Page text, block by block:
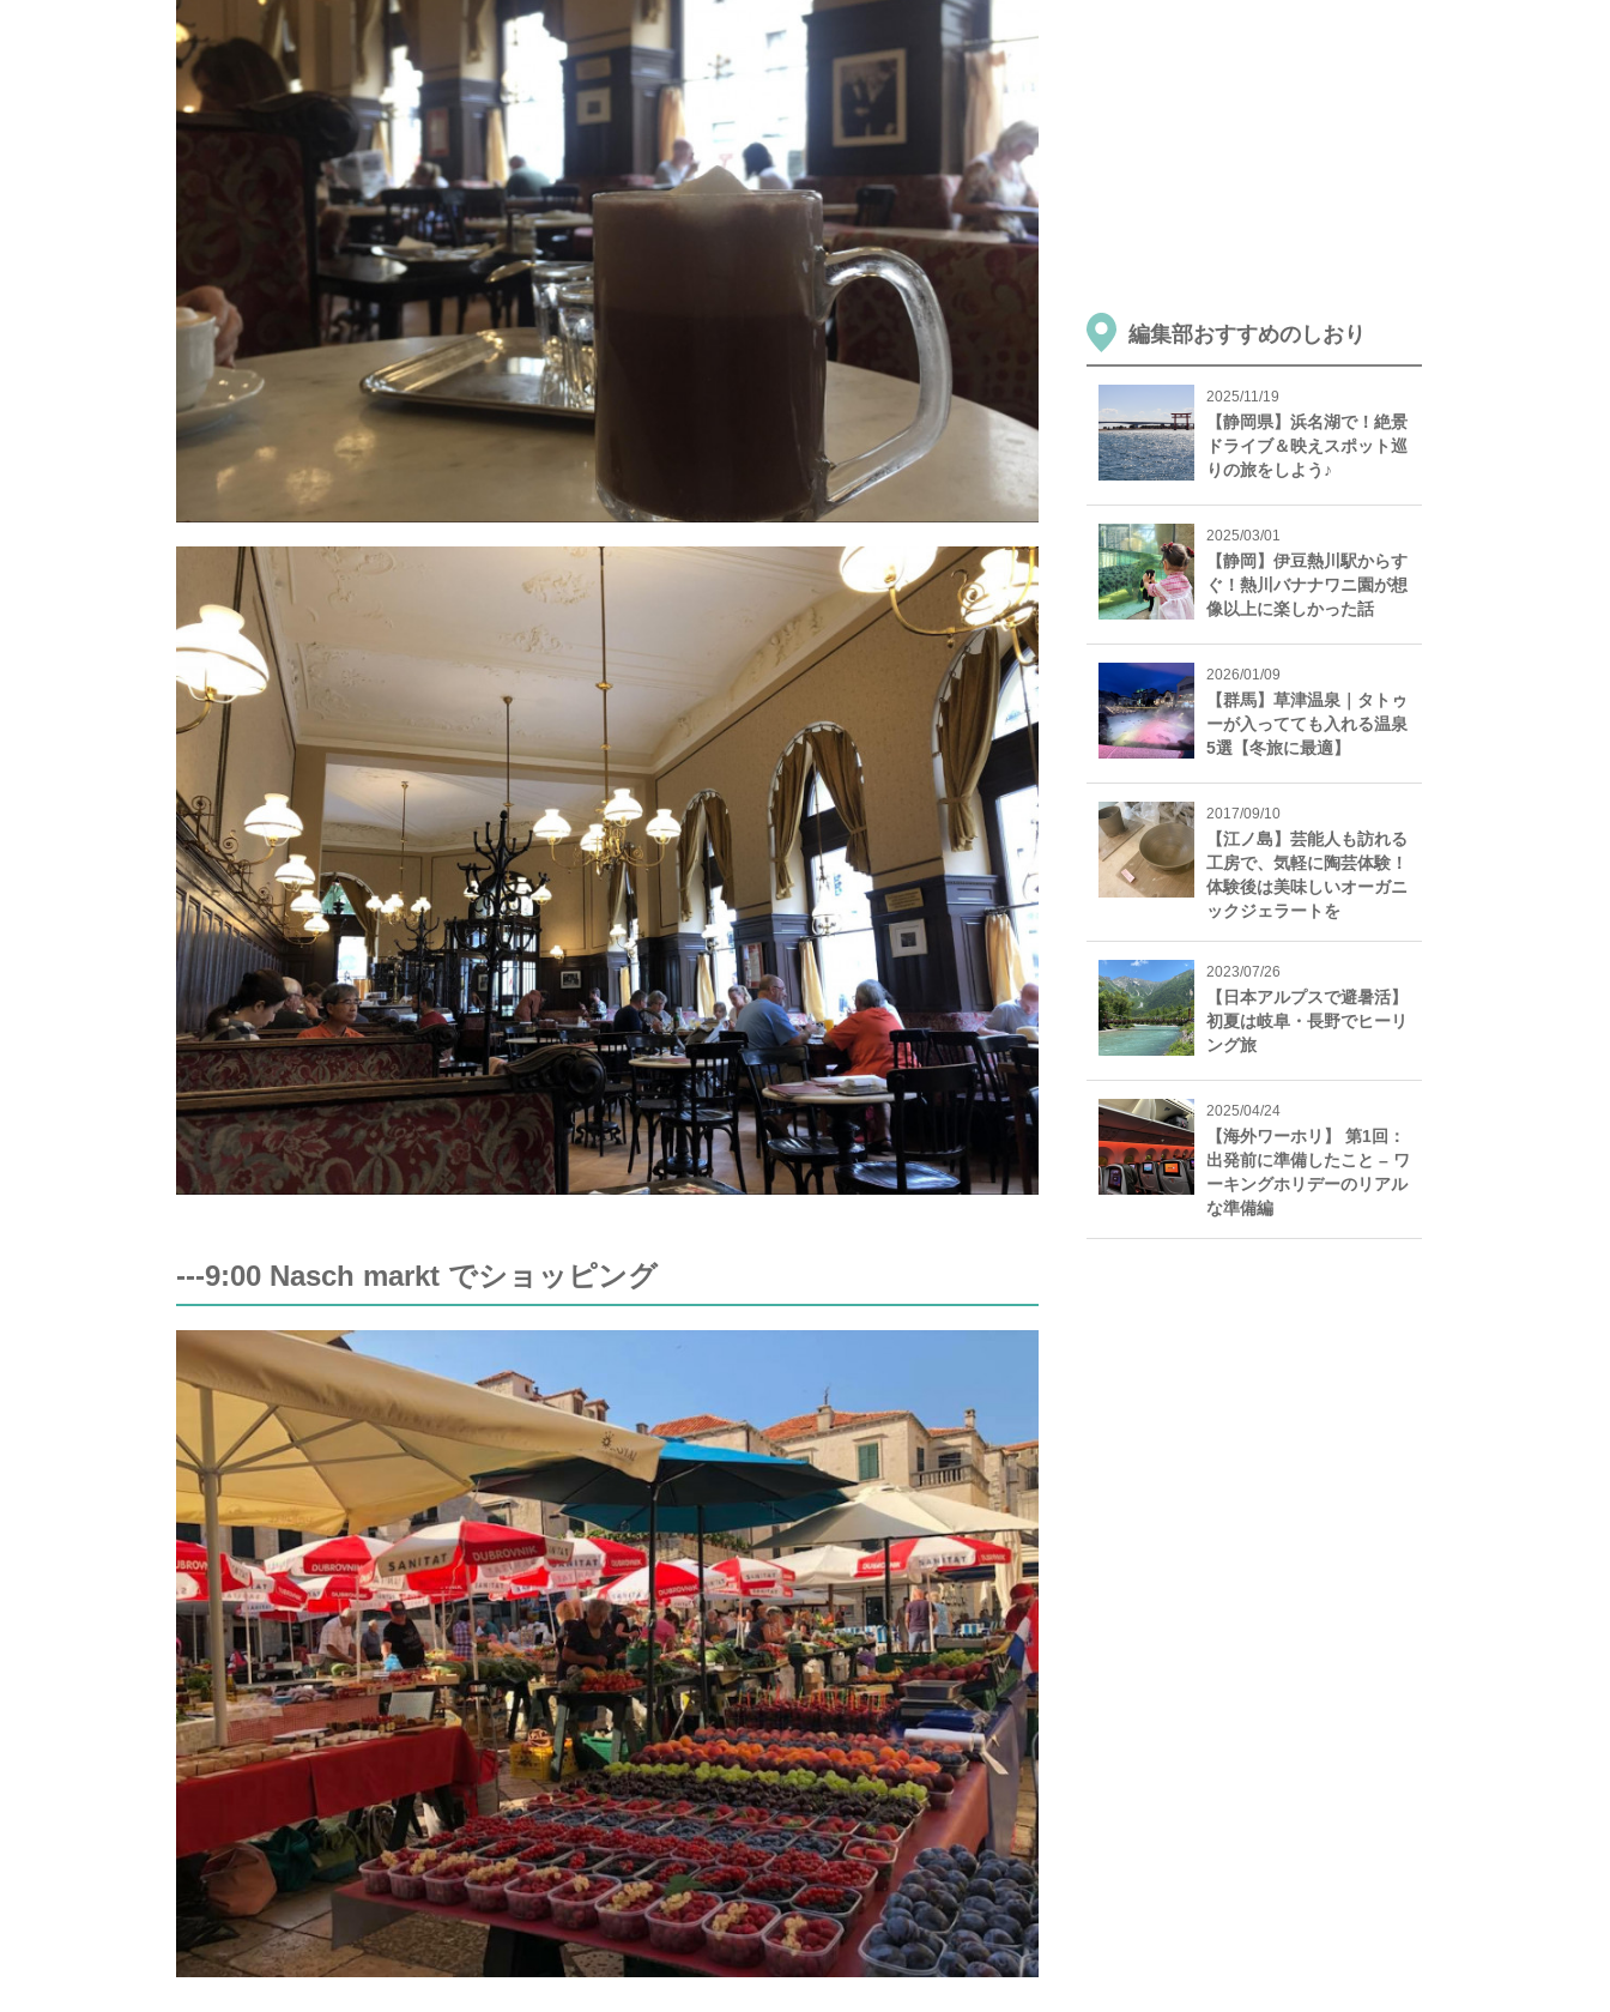
---9:00 Nasch markt でショッピング
編集部おすすめのしおり
2025/11/19
【静岡県】浜名湖で！絶景
ドライブ＆映えスポット巡
りの旅をしよう♪
2025/03/01
【静岡】伊豆熱川駅からす
ぐ！熱川バナナワニ園が想
像以上に楽しかった話
2026/01/09
【群馬】草津温泉｜タトゥ
ーが入ってても入れる温泉
5選【冬旅に最適】
2017/09/10
【江ノ島】芸能人も訪れる
工房で、気軽に陶芸体験！
体験後は美味しいオーガニ
ックジェラートを
2023/07/26
【日本アルプスで避暑活】
初夏は岐阜・長野でヒーリ
ング旅
2025/04/24
【海外ワーホリ】 第1回：
出発前に準備したこと – ワ
ーキングホリデーのリアル
な準備編